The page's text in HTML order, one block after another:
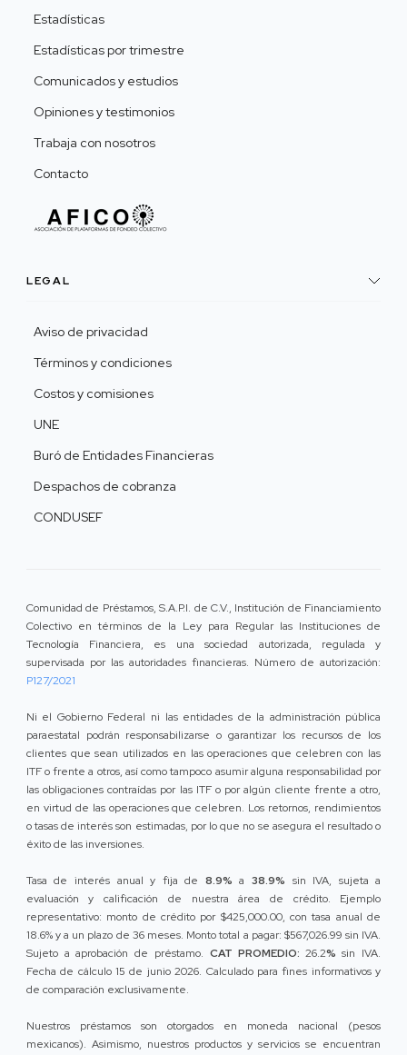
Estadísticas
Estadísticas por trimestre
Comunicados y estudios
Opiniones y testimonios
Trabaja con nosotros
Contacto
LEGAL
Aviso de privacidad
Términos y condiciones
Costos y comisiones
UNE
Buró de Entidades Financieras
Despachos de cobranza
CONDUSEF
Comunidad de Préstamos, S.A.P.I. de C.V., Institución de Financiamiento
Colectivo en términos de la Ley para Regular las Instituciones de
Tecnología Financiera, es una sociedad autorizada, regulada y
supervisada por las autoridades financieras. Número de autorización:
P127/2021
Ni el Gobierno Federal ni las entidades de la administración pública
paraestatal podrán responsabilizarse o garantizar los recursos de los
clientes que sean utilizados en las operaciones que celebren con las
ITF o frente a otros, así como tampoco asumir alguna responsabilidad por
las obligaciones contraídas por las ITF o por algún cliente frente a otro,
en virtud de las operaciones que celebren. Los retornos, rendimientos
o tasas de interés son estimadas, por lo que no se asegura el resultado o
éxito de las inversiones.
Tasa de interés anual y fija de 8.9% a 38.9% sin IVA, sujeta a
evaluación y calificación de nuestra área de crédito. Ejemplo
representativo: monto de crédito por $425,000.00, con tasa anual de
18.6% y a un plazo de 36 meses. Monto total a pagar: $567,026.99 sin IVA.
Sujeto a aprobación de préstamo. CAT PROMEDIO: 26.2% sin IVA.
Fecha de cálculo 15 de junio 2026. Calculado para fines informativos y
de comparación exclusivamente.
Nuestros préstamos son otorgados en moneda nacional (pesos
mexicanos). Asimismo, nuestros productos y servicios se encuentran